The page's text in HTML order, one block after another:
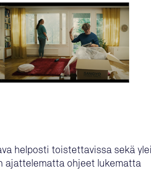
helposti toistettavissa sekä
ajattelematta ohjeet lukematta